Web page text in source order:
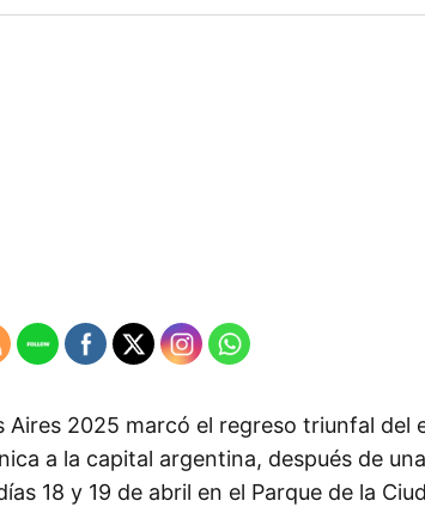
Aires 2025 marcó el regreso triunfal del
a la capital argentina, después de
18 y 19 de abril en el Parque de la